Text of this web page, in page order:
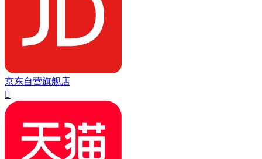
京东自营旗舰店
